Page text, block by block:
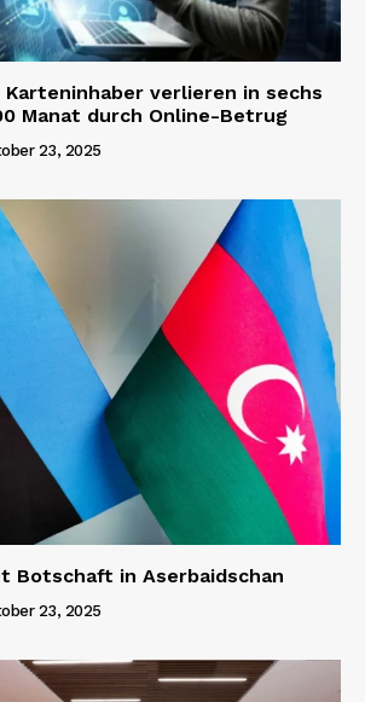
Karteninhaber verlieren in sechs
Manat durch Online-Betrug
23, 2025
Botschaft in Aserbaidschan
23, 2025